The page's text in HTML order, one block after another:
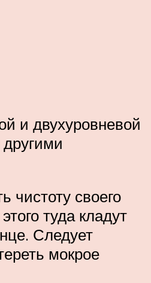
и двухуровневой
чистоту своего
туда кладут
Следует
мокрое